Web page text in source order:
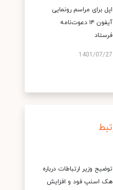
اپل برای مراسم رونمایی
آیفون ۱۴ دعوت‌نامه
فرستاد
1401/07/27
توضیح وزیر ارتباطات درباره
هک اسنپ‌ فود و افزایش